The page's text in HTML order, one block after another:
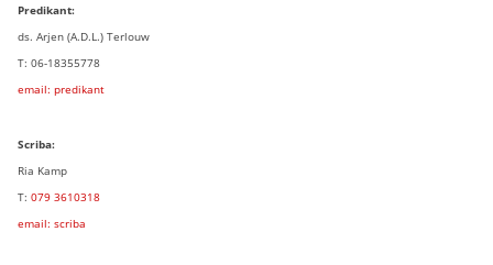
Predikant:
ds. Arjen (A.D.L.) Terlouw
T: 06-18355778
email: predikant
Scriba:
Ria Kamp
T: 079 3610318
email: scriba